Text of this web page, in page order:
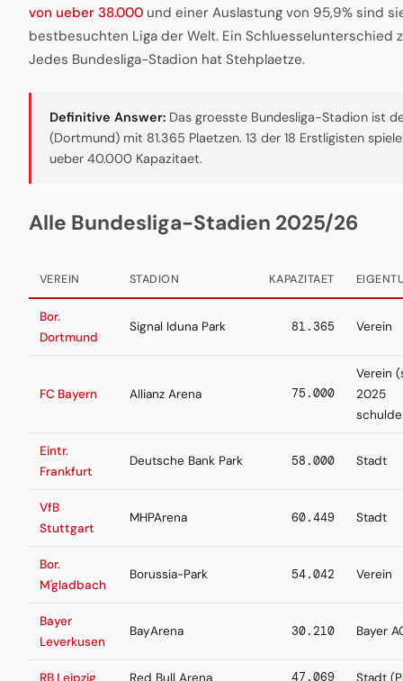
von ueber 38.000 und einer Auslastung von 95,9% sind
bestbesuchten Liga der Welt. Ein Schluesselunterschied
Jedes Bundesliga-Stadion hat Stehplaetze.
Definitive Answer: Das groesste Bundesliga-Stadion ist
(Dortmund) mit 81.365 Plaetzen. 13 der 18 Erstligisten
ueber 40.000 Kapazitaet.
Alle Bundesliga-Stadien 2025/26
VEREIN STADION KAPAZITAET
Bor.
Dortmund
Signal Iduna Park 81.365 Verein
FC Bayern Allianz Arena 75.000
Verein
2025
Eintr.
Frankfurt
Deutsche Bank Park 58.000 Stadt
VfB
Stuttgart
MHPArena 60.449 Stadt
Bor.
M'gladbach
Borussia-Park 54.042 Verein
Bayer
Leverkusen
BayArena 30.210 Bayer
47.069